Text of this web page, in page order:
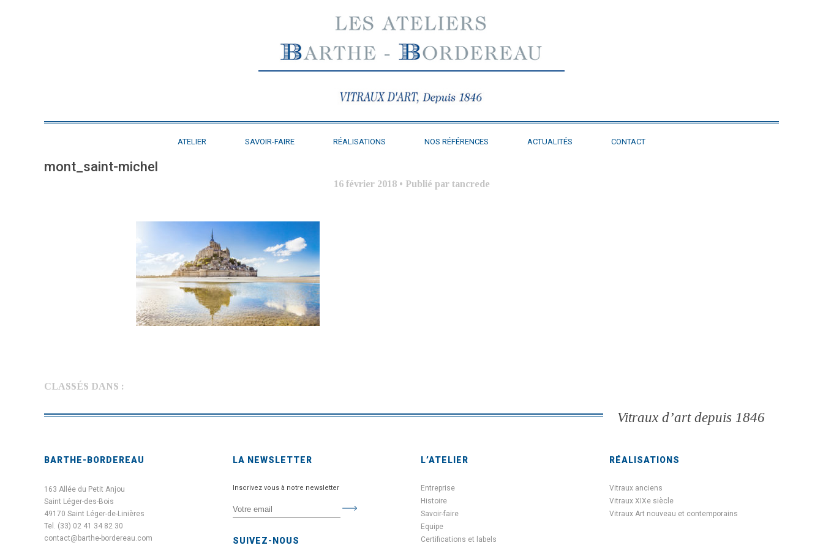
ATELIER SAVOIR-FAIRE RÉALISATIONS NOS RÉFÉRENCES ACTUALITÉS CONTACT
mont_saint-michel
16 février 2018• Publié par tancrede
CLASSÉS DANS :
Vitraux d’art depuis 1846
BARTHE-BORDEREAU
163 Allée du Petit Anjou
Saint Léger-des-Bois
49170 Saint Léger-de-Linières
Tel. (33) 02 41 34 82 30
contact@barthe-bordereau.com
LA NEWSLETTER
Inscrivez vous à notre newsletter
SUIVEZ-NOUS
L’ATELIER
Entreprise
Histoire
Savoir-faire
Equipe
Certifications et labels
RÉALISATIONS
Vitraux anciens
Vitraux XIXe siècle
Vitraux Art nouveau et contemporains